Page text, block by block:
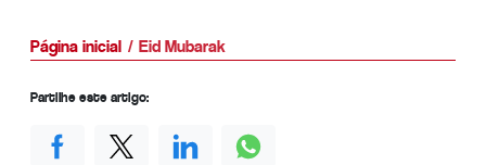
Página inicial Eid Mubarak
Partilhe este artigo: